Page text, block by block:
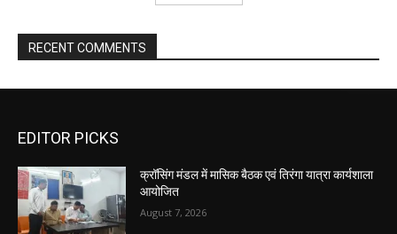
RECENT COMMENTS
EDITOR PICKS
क्रॉसिंग मंडल में मासिक बैठक एवं तिरंगा यात्रा कार्यशाला
आयोजित
August 7, 2026